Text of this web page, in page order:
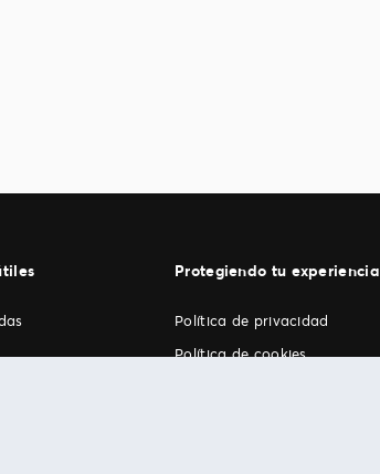
Protegiendo tu experiencia
Política de privacidad
Política de cookies